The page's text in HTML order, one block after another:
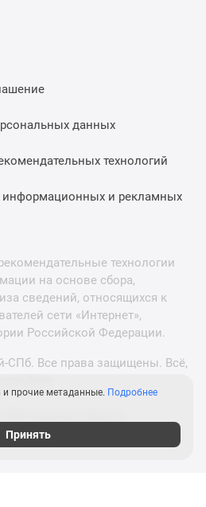
данных
технологий
информационных и рекламных
технологии
на основе сбора,
сведений, относящихся к
сети «Интернет»,
Российской Федерации.
СПб. Все права защищены. Всё,
и прочие метаданные. Подробнее
Принять